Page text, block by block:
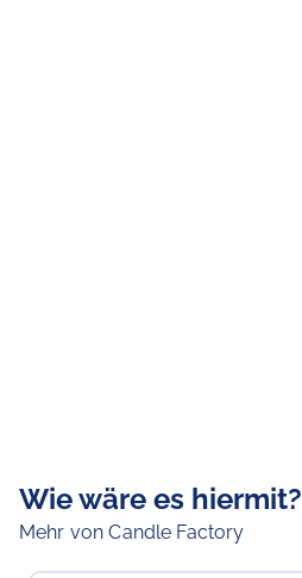
Wie wäre es hiermit?
Mehr von Candle Factory